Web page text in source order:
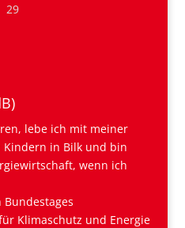
29
lebe ich mit meiner
in Bilk und bin
wenn ich
Klimaschutz und Energie